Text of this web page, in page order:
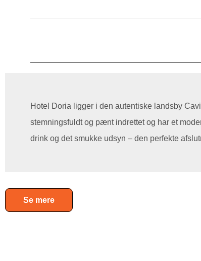
Hotel Doria ligger i den autentiske landsby
stemningsfuldt og pænt indrettet og har et
drink og det smukke udsyn – den perfekte
Se mere